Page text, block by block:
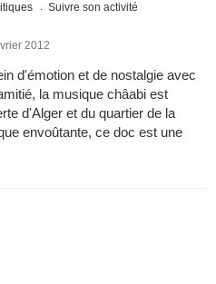
Suivre son activité
2012
d'émotion et de nostalgie avec
la musique châabi est
d'Alger et du quartier de la
envoûtante, ce doc est une